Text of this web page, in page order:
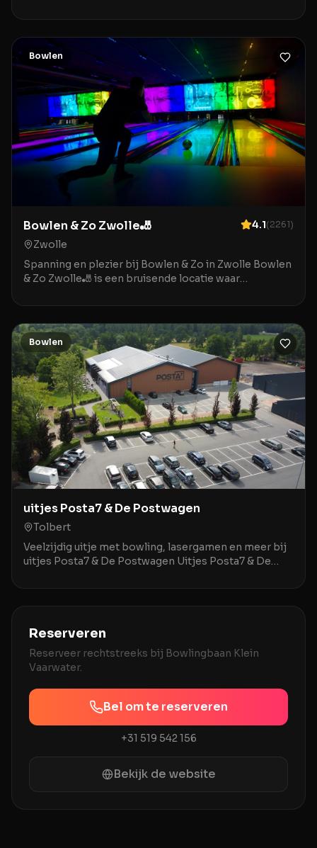
bestemming voor gezinn
Bowlen
Bowlen & Zo Zwolle🎳 4.1(2261)
Zwolle
Spanning en plezier bij Bowlen & Zo in Zwolle Bowlen
& Zo Zwolle🎳 is een bruisende locatie waar
hart v
Bowlen
uitjes Posta7 & De Postwagen
Tolbert
Veelzijdig uitje met bowling, lasergamen en meer bij
uitjes Posta7 & De Postwagen Uitjes Posta7 & De
Reserveren
Reserveer rechtstreeks bij Bowlingbaan Klein
Vaarwater.
Bel om te reserveren
+31 519 542 156
Bekijk de website